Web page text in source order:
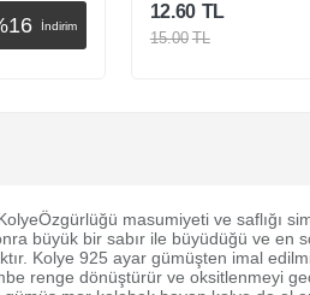
16 İndirim
12.60 TL
15.00 TL
masumiyeti ve saflığı
büyük bir sabır ile büyüdüğü ve
Kolye 925 ayar gümüşten imal
renge dönüştürür ve oksitlenmeyi